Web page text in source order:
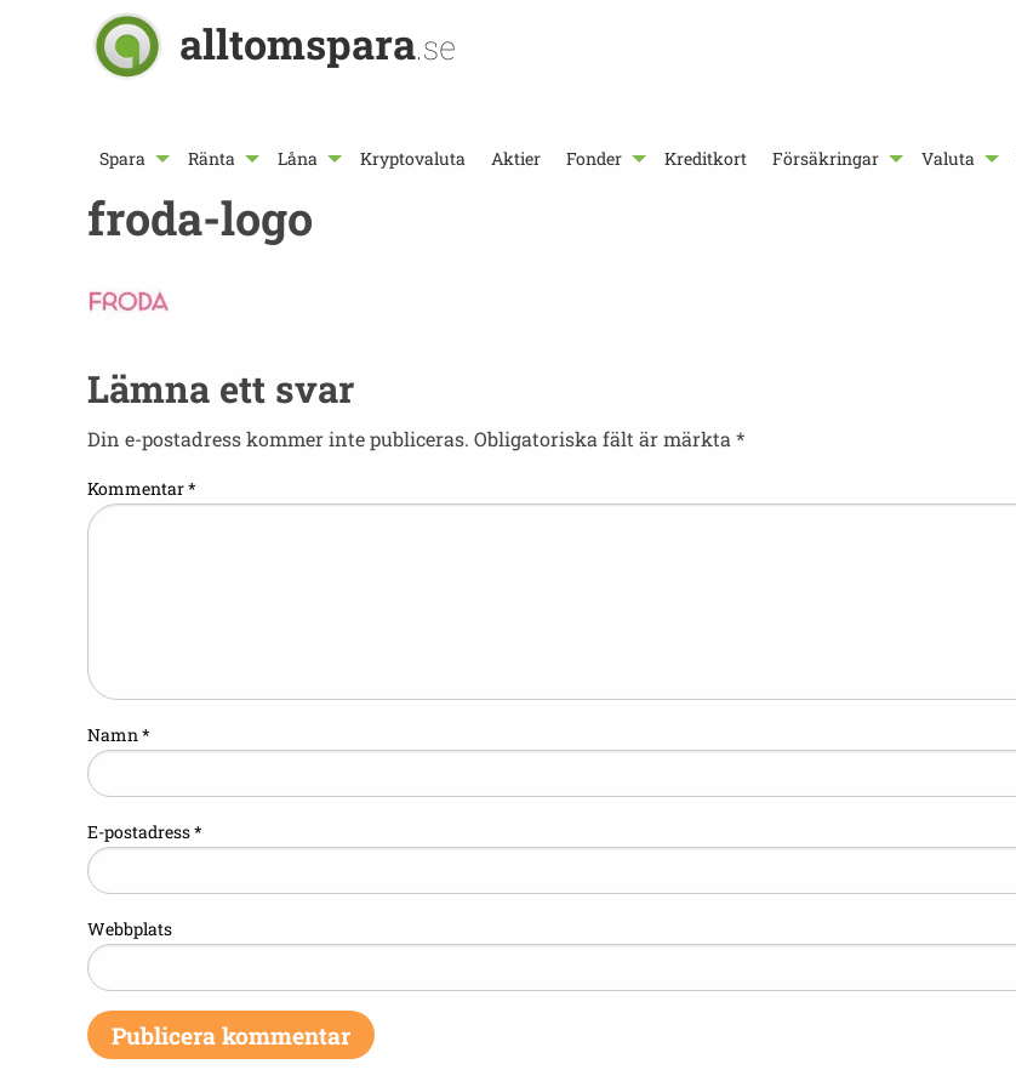
alltomspara.se
Spara Ränta Låna Kryptovaluta Aktier Fonder Kreditkort Försäkringar Valuta
froda-logo
Lämna ett svar
Din e-postadress kommer inte publiceras. Obligatoriska fält är märkta *
Kommentar*
Namn*
E-postadress*
Webbplats